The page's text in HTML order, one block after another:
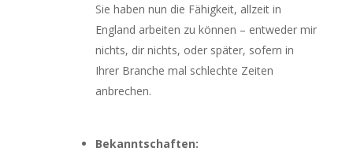
Sie haben nun die Fähigkeit, allzeit in
England arbeiten zu können – entweder mir
nichts, dir nichts, oder später, sofern in
Ihrer Branche mal schlechte Zeiten
anbrechen.
Bekanntschaften: